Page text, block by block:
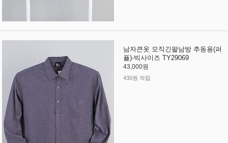
남자큰옷 모직긴팔남방 추동용(퍼
플)-빅사이즈 TY29069
43,000원
430원 적립